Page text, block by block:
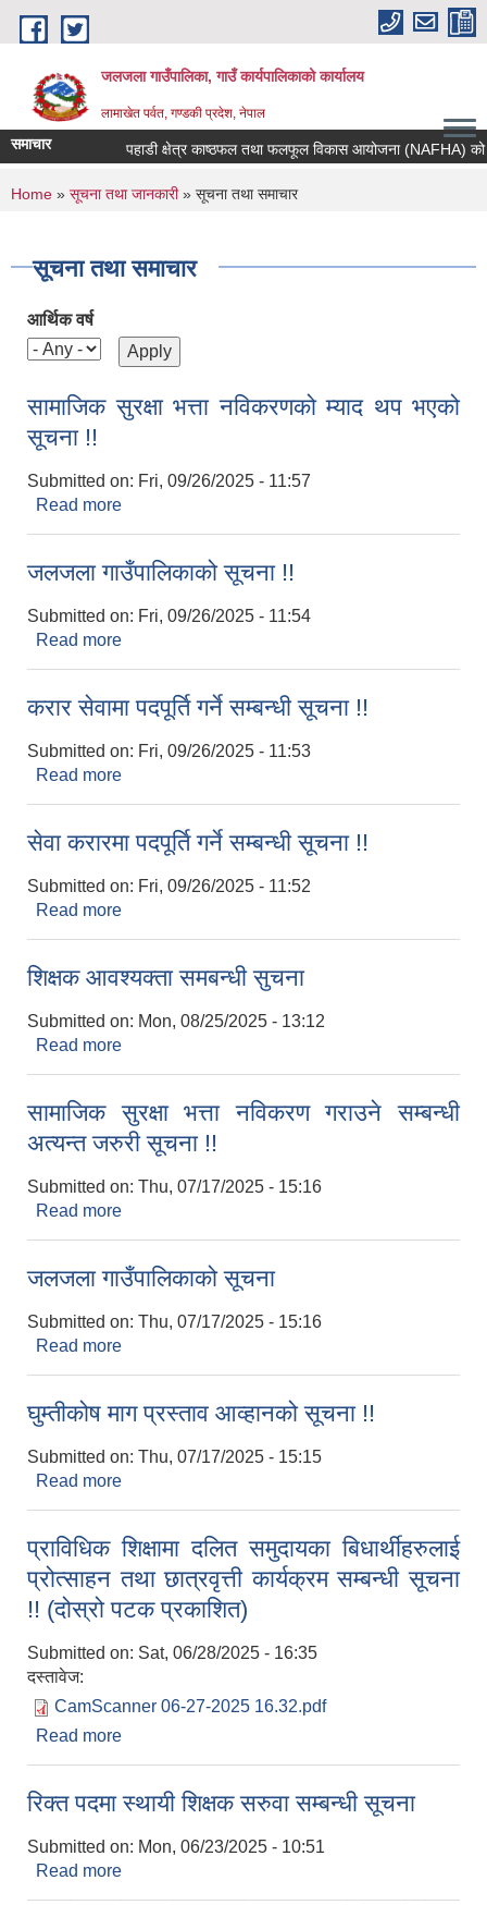
Skip to main content
जलजला गाउँपालिका, गाउँ कार्यपालिकाको कार्यालय
लामाखेत पर्वत, गण्डकी प्रदेश, नेपाल
समाचार पहाडी क्षेत्र काष्ठफल तथा फलफूल विकास आयोजना (NAFHA) को
You are here
Home » सूचना तथा जानकारी» सूचना तथा समाचार
सूचना तथा समाचार
आर्थिक वर्ष
सामाजिक सुरक्षा भत्ता नविकरणको म्याद थप भएको
सूचना !!
Submitted on: Fri, 09/26/2025 - 11:57
Read more
जलजला गाउँपालिकाको सूचना !!
Submitted on: Fri, 09/26/2025 - 11:54
Read more
करार सेवामा पदपूर्ति गर्ने सम्बन्धी सूचना !!
Submitted on: Fri, 09/26/2025 - 11:53
Read more
सेवा करारमा पदपूर्ति गर्ने सम्बन्धी सूचना !!
Submitted on: Fri, 09/26/2025 - 11:52
Read more
शिक्षक आवश्यक्ता समबन्धी सुचना
Submitted on: Mon, 08/25/2025 - 13:12
Read more
सामाजिक सुरक्षा भत्ता नविकरण गराउने सम्बन्धी
अत्यन्त जरुरी सूचना !!
Submitted on: Thu, 07/17/2025 - 15:16
Read more
जलजला गाउँपालिकाको सूचना
Submitted on: Thu, 07/17/2025 - 15:16
Read more
घुम्तीकोष माग प्रस्ताव आव्हानको सूचना !!
Submitted on: Thu, 07/17/2025 - 15:15
Read more
प्राविधिक शिक्षामा दलित समुदायका बिधार्थीहरुलाई
प्रोत्साहन तथा छात्रवृत्ती कार्यक्रम सम्बन्धी सूचना
!! (दोस्रो पटक प्रकाशित)
Submitted on: Sat, 06/28/2025 - 16:35
दस्तावेज:
CamScanner 06-27-2025 16.32.pdf
Read more
रिक्त पदमा स्थायी शिक्षक सरुवा सम्बन्धी सूचना
Submitted on: Mon, 06/23/2025 - 10:51
Read more